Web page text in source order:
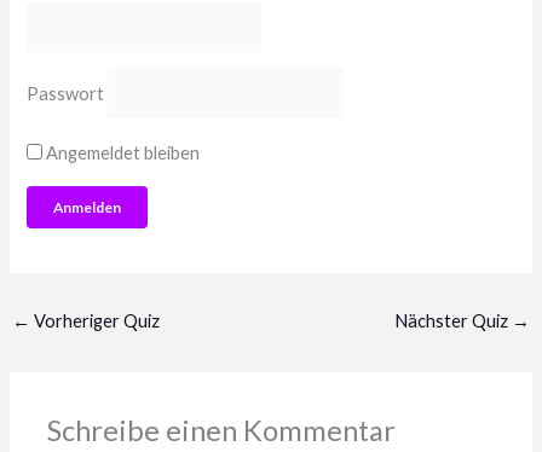
Passwort
Angemeldet bleiben
← Vorheriger Quiz Nächster Quiz →
Schreibe einen Kommentar